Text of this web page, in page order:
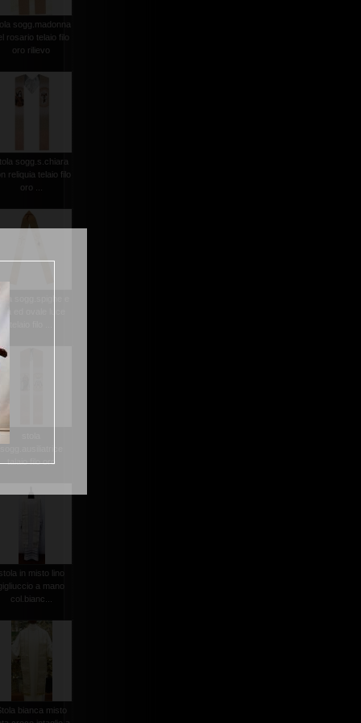
sogg.madonna
rosario telaio filo
oro rilievo
sogg.s.chiara
reliquia telaio filo
oro ...
talaio filo oro
stola in misto lino
a mano
col.bianc...
bianca misto